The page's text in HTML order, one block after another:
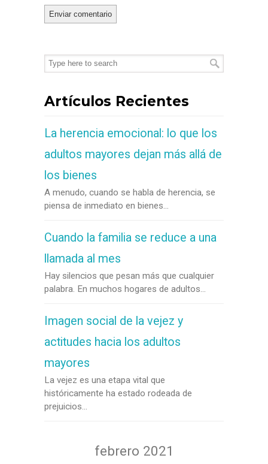
Artículos Recientes
La herencia emocional: lo que los
adultos mayores dejan más allá de
los bienes
A menudo, cuando se habla de herencia, se
piensa de inmediato en bienes...
Cuando la familia se reduce a una
llamada al mes
Hay silencios que pesan más que cualquier
palabra. En muchos hogares de adultos...
Imagen social de la vejez y
actitudes hacia los adultos
mayores
La vejez es una etapa vital que
históricamente ha estado rodeada de
prejuicios...
febrero 2021